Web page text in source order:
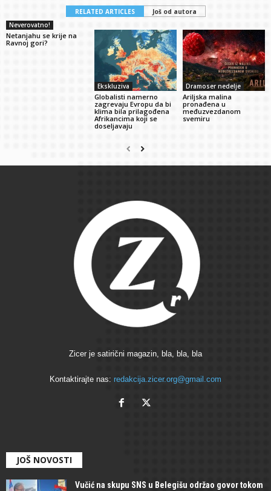
RELATED ARTICLES
Još od autora
Neverovatno!
Netanjahu se krije na
Ravnoj gori?
Ekskluziva
Globalisti namerno
zagrevaju Evropu da bi
klima bila prilagođena
Afrikancima koji se
doseljavaju
Dramoser nedelje
Ariljska malina
pronađena u
međuzvezdanom
svemiru
Zicer je satirični magazin, bla, bla, bla
Kontaktirajte nas: redakcija.zicer.org@gmail.com
JOŠ NOVOSTI
Vučić na skupu SNS u Belegišu održao govor tokom